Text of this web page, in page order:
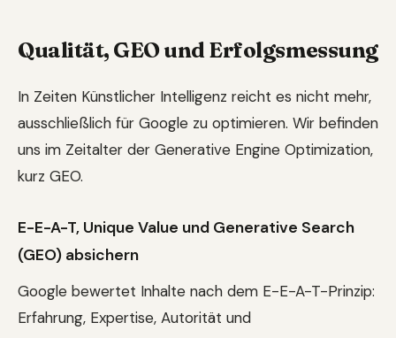
Qualität, GEO und Erfolgsmessung
In Zeiten Künstlicher Intelligenz reicht es nicht mehr,
ausschließlich für Google zu optimieren. Wir befinden
uns im Zeitalter der Generative Engine Optimization,
kurz GEO.
E-E-A-T, Unique Value und Generative Search
(GEO) absichern
Google bewertet Inhalte nach dem E-E-A-T-Prinzip:
Erfahrung, Expertise, Autorität und